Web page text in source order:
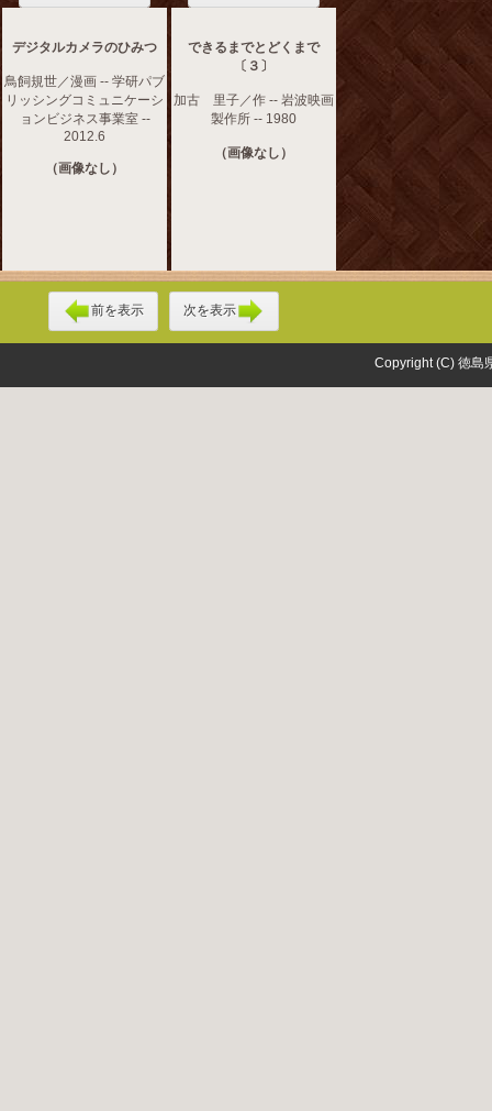
デジタルカメラのひみつ
鳥飼規世／漫画 -- 学研パブ
リッシングコミュニケーシ
ョンビジネス事業室 --
2012.6
（画像なし）
できるまでとどくまで
〔３〕
加古 里子／作 -- 岩波映画
製作所 -- 1980
（画像なし）
前を表示 次を表示
Copyright (C) 徳島